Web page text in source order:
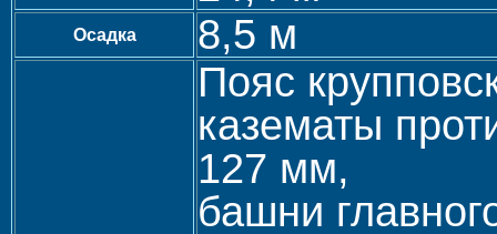
Осадка 8,5 м
Пояс
казематы
127 мм,
башни